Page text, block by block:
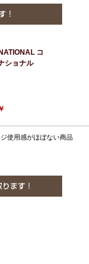
コ
ショナル
￥
使用感がほぼない商品